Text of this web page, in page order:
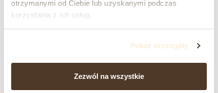
otrzymanymi od Ciebie lub uzyskanymi podczas
korzystania z ich usług.
Pokaż szczegóły
Zezwól na wszystkie